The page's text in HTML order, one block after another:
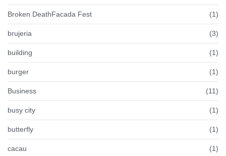
Broken DeathFacada Fest (1)
brujeria (3)
building (1)
burger (1)
Business (11)
busy city (1)
butterfly (1)
cacau (1)